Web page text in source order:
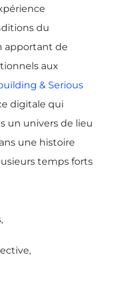
du
apportant de
aux
& Serious
digitale qui
un univers de lieu
une histoire
temps forts